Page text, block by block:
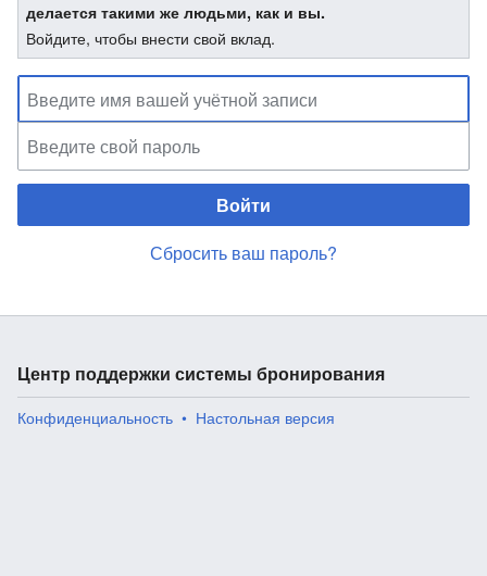
делается такими же людьми, как и вы.
Войдите, чтобы внести свой вклад.
Войти
Сбросить ваш пароль?
Центр поддержки системы бронирования
Конфиденциальность Настольная версия